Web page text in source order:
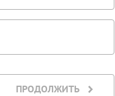
ПРОДОЛЖИТЬ